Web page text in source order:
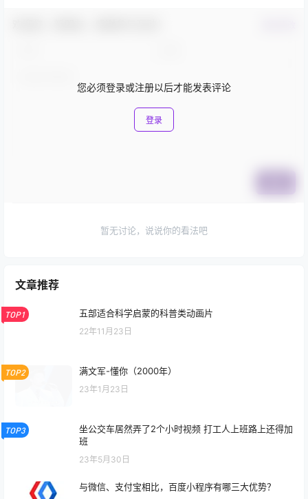
您必须登录或注册以后才能发表评论
登录
暂无讨论，说说你的看法吧
文章推荐
TOP1 五部适合科学启蒙的科普类动画片
22年11月23日
TOP2 满文军-懂你（2000年）
23年1月23日
TOP3
坐公交车居然弄了2个小时视频 打工人上班路上还得加
班
23年5月30日
与微信、支付宝相比，百度小程序有哪三大优势？